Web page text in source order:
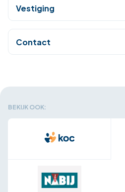
Vestiging
Contact
BEKIJK OOK: